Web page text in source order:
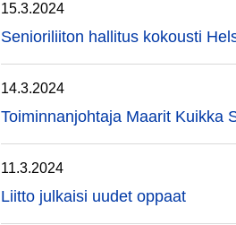
15.3.2024
Senioriliiton hallitus kokousti
14.3.2024
Toiminnanjohtaja Maarit Kuikka
11.3.2024
Liitto julkaisi uudet oppaat